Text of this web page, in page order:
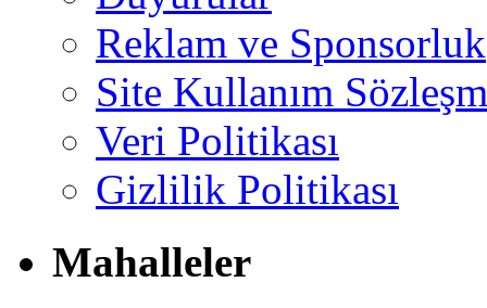
Reklam ve Sponsorluk
Site Kullanım
Veri Politikası
Gizlilik Politikası
Mahalleler